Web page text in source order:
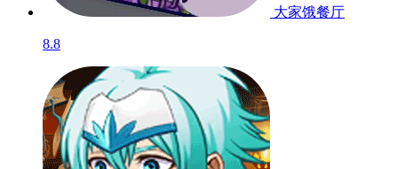
大家饿餐厅
8.8